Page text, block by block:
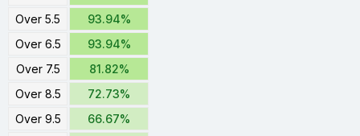
Over 5.5
93.94%
Over 6.5
93.94%
Over 7.5
81.82%
Over 8.5
72.73%
Over 9.5
66.67%